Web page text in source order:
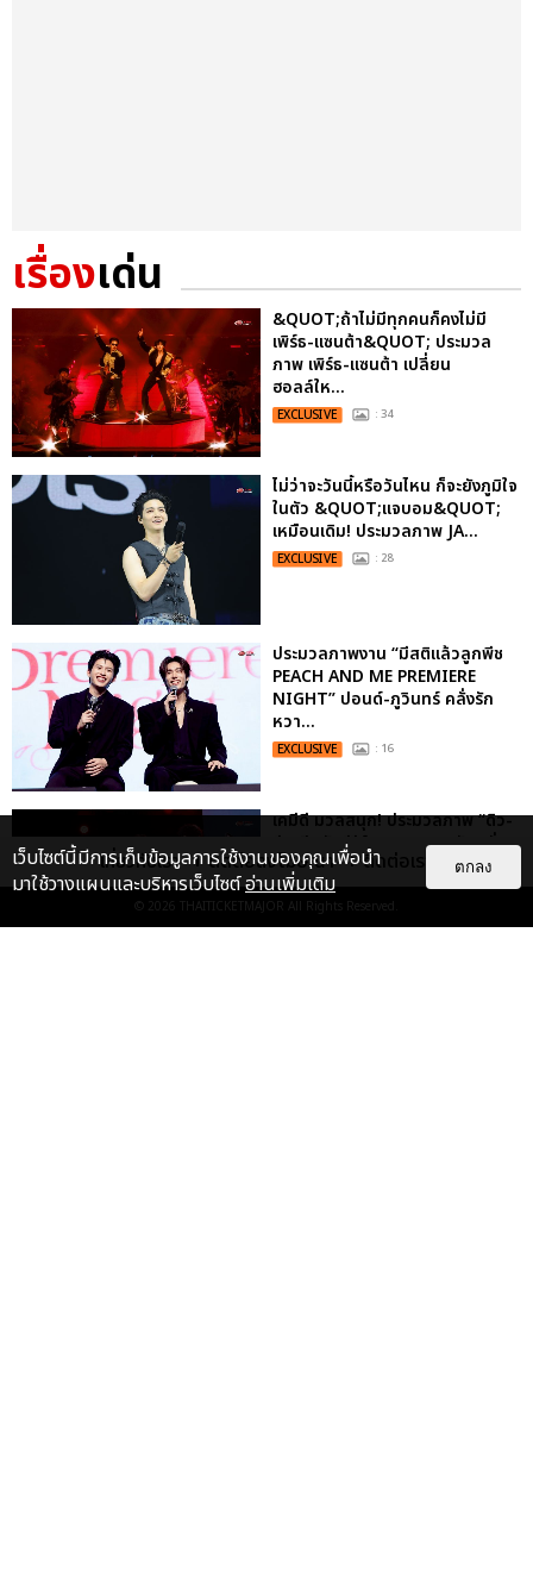
เรื่องเด่น
&QUOT;ถ้าไม่มีทุกคนก็คงไม่มี
เพิร์ธ-แซนต้า&QUOT; ประมวล
ภาพ เพิร์ธ-แซนต้า เปลี่ยน
ฮอลล์ให...
EXCLUSIVE : 34
ไม่ว่าจะวันนี้หรือวันไหน ก็จะยังภูมิใจ
ในตัว &QUOT;แจบอม&QUOT;
เหมือนเดิม! ประมวลภาพ JA...
EXCLUSIVE : 28
ประมวลภาพงาน “มีสติแล้วลูกพีช
PEACH AND ME PREMIERE
NIGHT” ปอนด์-ภูวินทร์ คลั่งรัก
หวา...
EXCLUSIVE : 16
เคมีดี มวลสนุก! ประมวลภาพ “ดิว-
ธี” เปิดตัวซีรีส์ “MR.KILL มังงะสั่ง
ตาย” ในงาน “MR.KILL...
EXCLUSIVE
เกี่ยวกับเรา ติดต่อลงโฆษณา ติดต่อเรา
© 2026 THAITICKETMAJOR All Rights Reserved.
เว็บไซต์นี้มีการเก็บข้อมูลการใช้งานของคุณเพื่อนำ
มาใช้วางแผนและบริหารเว็บไซต์อ่านเพิ่มเติม
ตกลง